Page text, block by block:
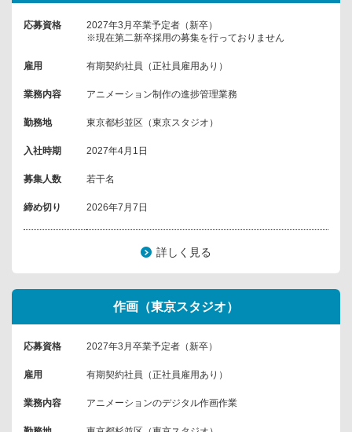
応募資格
2027年3月卒業予定者（新卒）
※現在第二新卒採用の募集を行っておりません
雇用 有期契約社員（正社員雇用あり）
業務内容 アニメーション制作の進捗管理業務
勤務地 東京都杉並区（東京スタジオ）
入社時期 2027年4月1日
募集人数 若干名
締め切り 2026年7月7日
詳しく見る
作画（東京スタジオ）
応募資格 2027年3月卒業予定者（新卒）
雇用 有期契約社員（正社員雇用あり）
業務内容 アニメーションのデジタル作画作業